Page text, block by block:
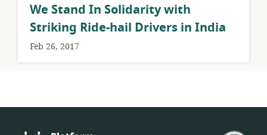
We Stand In Solidarity with
Striking Ride-hail Drivers in India
Feb 26, 2017